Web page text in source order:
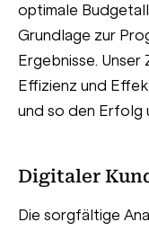
optimale
Grundlage zur
Ergebnisse. Unser
Effizienz und
und so den Erfolg
Digitaler
Die sorgfältige